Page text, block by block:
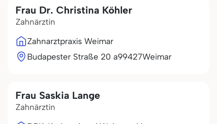
Frau Dr. Christina Köhler
Zahnärztin
Zahnarztpraxis Weimar
Budapester Straße 20 a99427Weimar
Frau Saskia Lange
Zahnärztin